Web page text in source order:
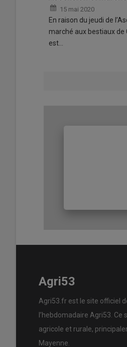
15 mai 2020
En raison du jeudi de
marché aux bestiaux
est…
Agri53
Agri53.fr est le site officiel
l’hebdomadaire Agri53.
agricole et rurale,
Mayenne.